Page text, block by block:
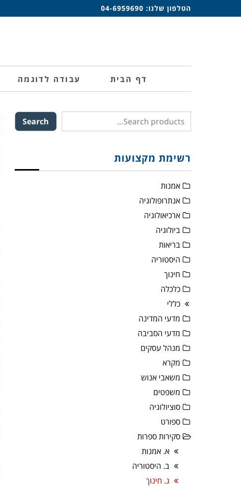
הטלפון שלנו: 04-6959690
דף הבית עבודה לדוגמה
Search
רשימת מקצועות
אמנות
אנתרופולוגיה
ארכיאולוגיה
ביולוגיה
בריאות
היסטוריה
חינוך
כלכלה
כללי
מדעי המדינה
מדעי הסביבה
מנהל עסקים
מקרא
משאבי אנוש
משפטים
סוציולוגיה
ספורט
סקירות ספרות
א. אמנות
ב. היסטוריה
ג. חינוך